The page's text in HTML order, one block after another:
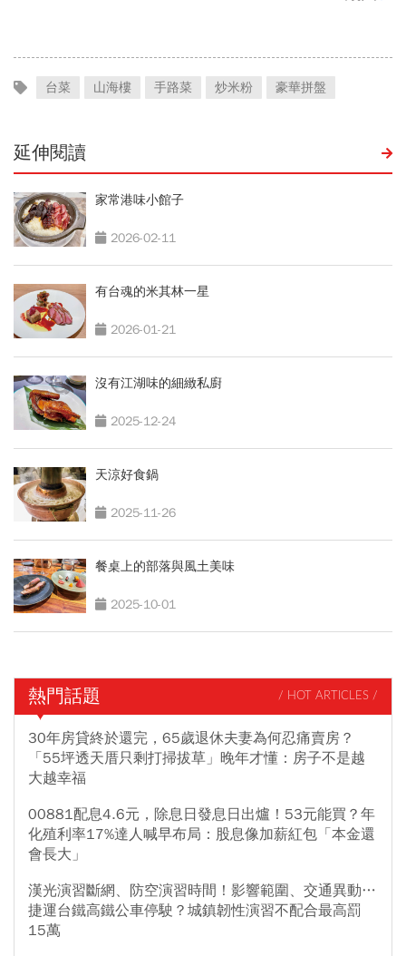
台菜 山海樓 手路菜 炒米粉 豪華拼盤
延伸閱讀
家常港味小館子
2026-02-11
有台魂的米其林一星
2026-01-21
沒有江湖味的細緻私廚
2025-12-24
天涼好食鍋
2025-11-26
餐桌上的部落與風土美味
2025-10-01
熱門話題 / HOT ARTICLES /
30年房貸終於還完，65歲退休夫妻為何忍痛賣房？
「55坪透天厝只剩打掃拔草」晚年才懂：房子不是越
大越幸福
00881配息4.6元，除息日發息日出爐！53元能買？年
化殖利率17%達人喊早布局：股息像加薪紅包「本金還
會長大」
漢光演習斷網、防空演習時間！影響範圍、交通異動…
捷運台鐵高鐵公車停駛？城鎮韌性演習不配合最高罰
15萬